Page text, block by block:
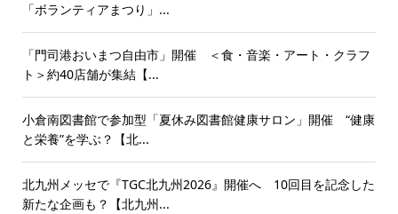
「ボランティアまつり」...
「門司港おいまつ自由市」開催 ＜食・音楽・アート・クラフ
ト＞約40店舗が集結【...
小倉南図書館で参加型「夏休み図書館健康サロン」開催 “健康
と栄養”を学ぶ？【北...
北九州メッセで『TGC北九州2026』開催へ 10回目を記念した
新たな企画も？【北九州...